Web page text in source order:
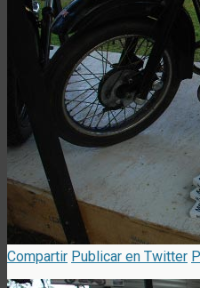
Compartir Publicar en Twitter